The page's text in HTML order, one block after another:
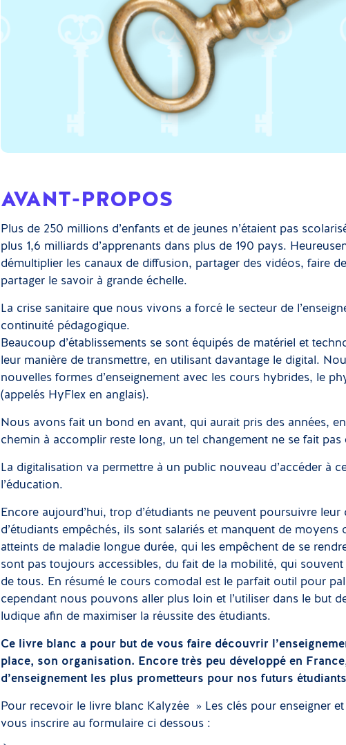
AVANT-PROPOS
Plus de 250 millions d’enfants et de jeunes n’étaient pas
plus 1,6 milliards d’apprenants dans plus de 190 pays.
démultiplier les canaux de diffusion, partager des vidéos, faire
partager le savoir à grande échelle.
La crise sanitaire que nous vivons a forcé le secteur de
continuité pédagogique.
Beaucoup d’établissements se sont équipés de matériel et
leur manière de transmettre, en utilisant davantage le digital.
nouvelles formes d’enseignement avec les cours hybrides, le
(appelés HyFlex en anglais).
Nous avons fait un bond en avant, qui aurait pris des années,
chemin à accomplir reste long, un tel changement ne se fait pas
La digitalisation va permettre à un public nouveau d’accéder à
l’éducation.
Encore aujourd’hui, trop d’étudiants ne peuvent poursuivre
d’étudiants empêchés, ils sont salariés et manquent de
atteints de maladie longue durée, qui les empêchent de se
sont pas toujours accessibles, du fait de la mobilité, qui
de tous. En résumé le cours comodal est le parfait outil pour
cependant nous pouvons aller plus loin et l’utiliser dans le but
ludique afin de maximiser la réussite des étudiants.
Ce livre blanc a pour but de vous faire découvrir
place, son organisation. Encore très peu développé en
d’enseignement les plus prometteurs pour nos futurs
Pour recevoir le livre blanc Kalyzée » Les clés pour enseigner
vous inscrire au formulaire ci dessous :